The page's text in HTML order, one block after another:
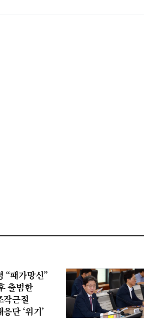
“패가망신”
출범한
작근절
단 ‘위기’